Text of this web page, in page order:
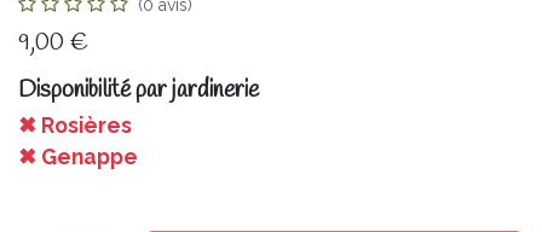
(0 avis)
9,00 €
Disponibilité par jardinerie
✖ Rosières
✖ Genappe